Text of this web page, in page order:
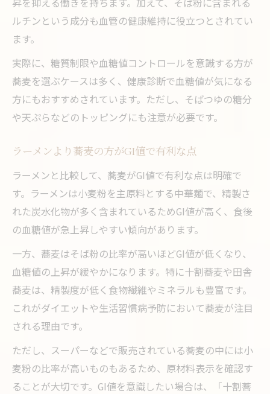
ルチンという成分も血管の健康維持に役立つとされてい
ます。
実際に、糖質制限や血糖値コントロールを意識する方が
蕎麦を選ぶケースは多く、健康診断で血糖値が気になる
方にもおすすめされています。ただし、そばつゆの糖分
や天ぷらなどのトッピングにも注意が必要です。
ラーメンより蕎麦の方がGI値で有利な点
ラーメンと比較して、蕎麦がGI値で有利な点は明確で
す。ラーメンは小麦粉を主原料とする中華麺で、精製さ
れた炭水化物が多く含まれているためGI値が高く、食後
の血糖値が急上昇しやすい傾向があります。
一方、蕎麦はそば粉の比率が高いほどGI値が低くなり、
血糖値の上昇が緩やかになります。特に十割蕎麦や田舎
蕎麦は、精製度が低く食物繊維やミネラルも豊富です。
これがダイエットや生活習慣病予防において蕎麦が注目
される理由です。
ただし、スーパーなどで販売されている蕎麦の中には小
麦粉の比率が高いものもあるため、原材料表示を確認す
ることが大切です。GI値を意識したい場合は、「十割蕎